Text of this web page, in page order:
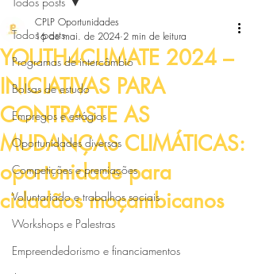
Todos posts
Programas de intercâmbio
Bolsas de estudo
Empregos e estágios
Oportunidades diversas
Competições e premiações
Voluntariado e trabalhos sociais
Workshops e Palestras
Empreendedorismo e financiamentos
YOUTH4CLIMATE 2024 –
INICIATIVAS PARA
CONTRASTE AS
MUDANÇAS CLIMÁTICAS:
oportunidade para
cidadãos moçambicanos
CPLP Oportunidades
16 de mai. de 2024 2 min de leitura